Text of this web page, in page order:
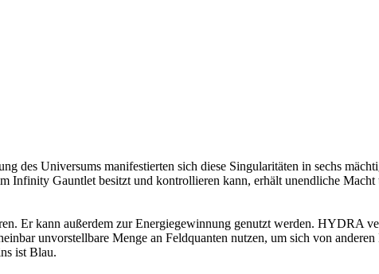
des Universums manifestierten sich diese Singularitäten in sechs
Infinity Gauntlet besitzt und kontrollieren kann, erhält unendliche
Er kann außerdem zur Energiegewinnung genutzt werden. HYDRA
unvorstellbare Menge an Feldquanten nutzen, um sich von
ist Blau.